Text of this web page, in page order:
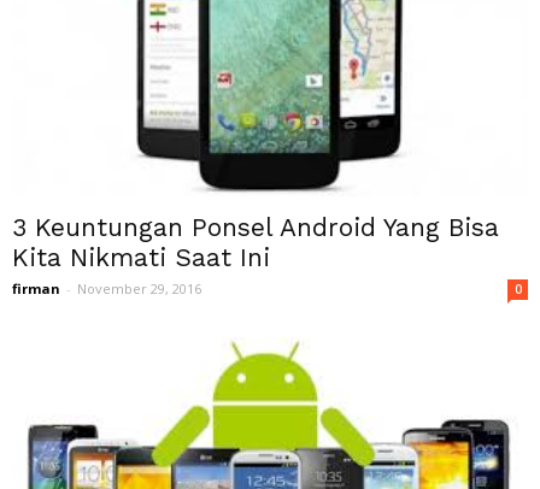
3 Keuntungan Ponsel Android Yang Bisa
Kita Nikmati Saat Ini
firman - November 29, 2016 0